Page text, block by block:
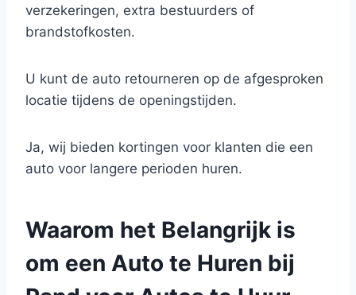
verzekeringen, extra bestuurders of
brandstofkosten.
U kunt de auto retourneren op de afgesproken
locatie tijdens de openingstijden.
Ja, wij bieden kortingen voor klanten die een
auto voor langere perioden huren.
Waarom het Belangrijk is
om een Auto te Huren bij